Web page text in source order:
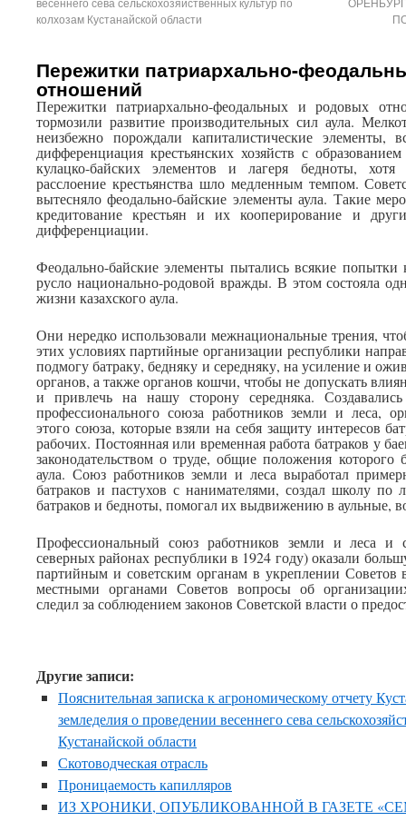
колхозам Кустанайской области
Пережитки патриархально-
отношений
Пережитки патриархально-феодальных и родовых
тормозили развитие производительных сил аула.
неизбежно порождали капиталистические элементы,
дифференциация крестьянских хозяйств с
кулацко-байских элементов и лагеря бедноты,
расслоение крестьянства шло медленным темпом.
вытесняло феодально-байские элементы аула. Такие
кредитование крестьян и их кооперирование и
дифференциации.
Феодально-байские элементы пытались всякие попытки
русло национально-родовой вражды. В этом состояла
жизни казахского аула.
Они нередко использовали межнациональные трения,
этих условиях партийные организации республики
подмогу батраку, бедняку и середняку, на усиление и
органов, а также органов кошчи, чтобы не допускать
и привлечь на нашу сторону середняка.
профессионального союза работников земли и леса,
этого союза, которые взяли на себя защиту интересов
рабочих. Постоянная или временная работа батраков у
законодательством о труде, общие положения
аула. Союз работников земли и леса выработал
батраков и пастухов с нанимателями, создал школу по
батраков и бедноты, помогал их выдвижению в аульные,
Профессиональный союз работников земли и леса
северных районах республики в 1924 году) оказали
партийным и советским органам в укреплении Советов
местными органами Советов вопросы об
следил за соблюдением законов Советской власти о
Другие записи:
Пояснительная записка к агрономическому отчету
земледелия о проведении весеннего сева
Кустанайской области
Скотоводческая отрасль
Проницаемость капилляров
ИЗ ХРОНИКИ, ОПУБЛИКОВАННОЙ В ГАЗЕТЕ